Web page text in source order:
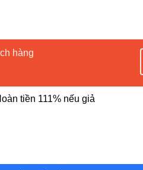
hàng
tiền 111% nếu giả